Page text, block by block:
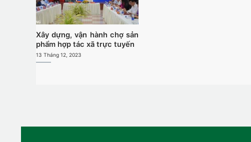
Xây dựng, vận hành chợ sản
phẩm hợp tác xã trực tuyến
13 Tháng 12, 2023